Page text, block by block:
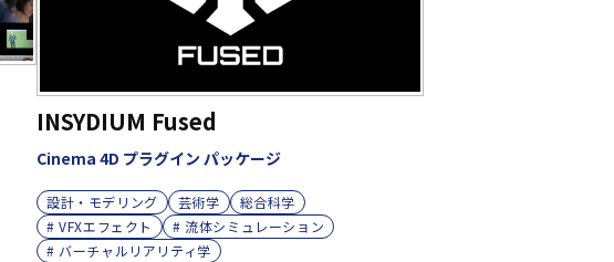
INSYDIUM Fused
Cinema 4D プラグイン パッケージ
設計・モデリング 芸術学
総合科学
# VFXエフェクト
# 流体シミュレーション
# バーチャルリアリティ学